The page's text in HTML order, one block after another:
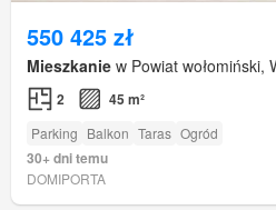
550 425 zł
Mieszkanie w Powiat wołomiński,
2 45 m²
Parking Balkon Taras Ogród
30+ dni temu
DOMIPORTA